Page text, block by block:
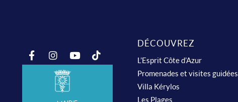
DÉCOUVREZ
L’Esprit Côte d’Azur
Promenades et visites guidées
Villa Kérylos
Les Plages